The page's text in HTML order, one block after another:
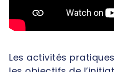
Les activités